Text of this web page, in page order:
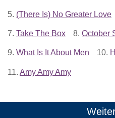
5. (There Is) No Greater Love
7. Take The Box 8. October
9. What Is It About Men 10.
11. Amy Amy Amy